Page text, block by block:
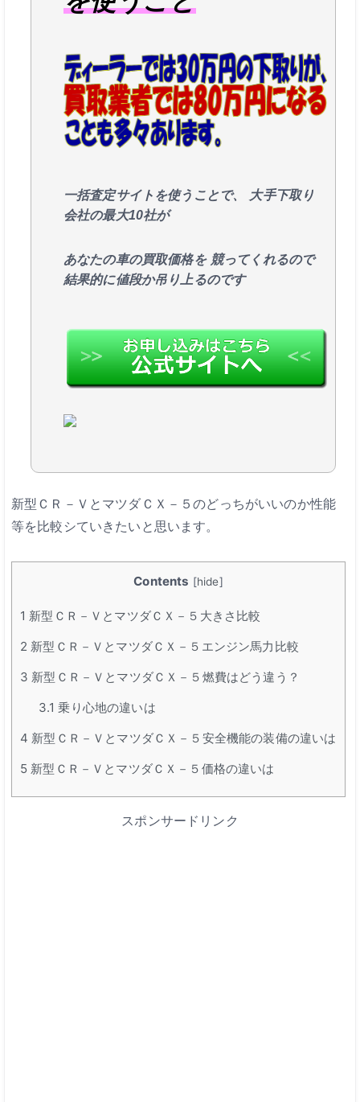
一括査定サイトを使うことで、
大手下取り
会社の最大10社が
あなたの車の買取価格を 競ってくれるので
結果的に値段か吊り上るのです
新型ＣＲ－ＶとマツダＣＸ－５のどっちがいいのか性能
等を比較シていきたいと思います。
Contents [hide]
1 新型ＣＲ－ＶとマツダＣＸ－５大きさ比較
2 新型ＣＲ－ＶとマツダＣＸ－５エンジン馬力比較
3 新型ＣＲ－ＶとマツダＣＸ－５燃費はどう違う？
3.1 乗り心地の違いは
4 新型ＣＲ－ＶとマツダＣＸ－５安全機能の装備の違いは
5 新型ＣＲ－ＶとマツダＣＸ－５価格の違いは
スポンサードリンク